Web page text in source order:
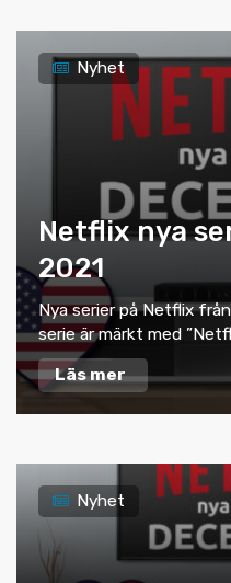
Nyhet
Netflix nya
2021
Nya serier på Netflix
serie är märkt med
Läs mer
Nyhet